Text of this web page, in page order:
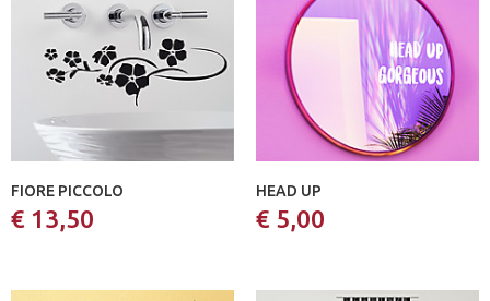
FIORE PICCOLO
€ 13,50
HEAD UP
€ 5,00